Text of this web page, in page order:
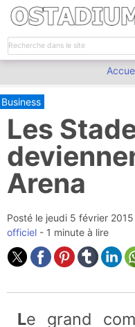
Business
Les
Arena
Posté le jeudi 5 février
officiel - 1 minute à lire
Le grand complexe bernois multi-